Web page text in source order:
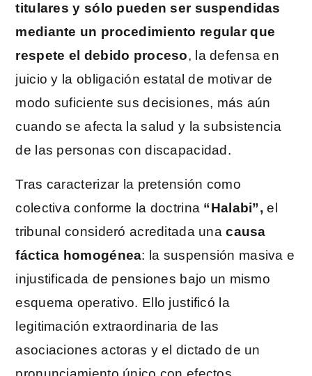
titulares y sólo pueden ser suspendidas
mediante un procedimiento regular que
respete el debido proceso, la defensa en
juicio y la obligación estatal de motivar de
modo suficiente sus decisiones, más aún
cuando se afecta la salud y la subsistencia
de las personas con discapacidad.
Tras caracterizar la pretensión como
colectiva conforme la doctrina “Halabi”, el
tribunal consideró acreditada unacausa
fáctica homogénea: la suspensión masiva e
injustificada de pensiones bajo un mismo
esquema operativo. Ello justificó la
legitimación extraordinaria de las
asociaciones actoras y el dictado de un